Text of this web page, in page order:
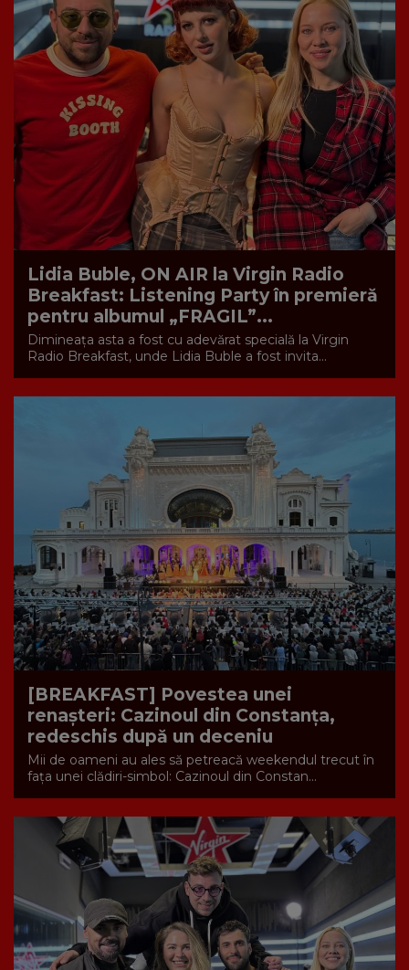
Lidia Buble, ON AIR la Virgin Radio
Breakfast: Listening Party în premieră
pentru albumul „FRAGIL”...
Dimineața asta a fost cu adevărat specială la Virgin
Radio Breakfast, unde Lidia Buble a fost invita...
[BREAKFAST] Povestea unei
renașteri: Cazinoul din Constanța,
redeschis după un deceniu
Mii de oameni au ales să petreacă weekendul trecut în
fața unei clădiri-simbol: Cazinoul din Constan...